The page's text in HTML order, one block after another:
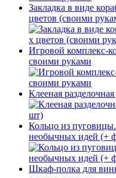
Закладка в виде
цветов (своими
Игровой комплекс-
своими руками
Клееная
Кольцо из
необычных идей (+
Шкаф-полка для